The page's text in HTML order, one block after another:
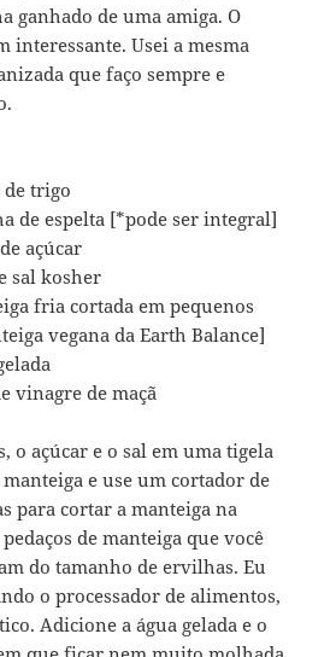
ganhado de uma amiga. O
interessante. Usei a mesma
que faço sempre e
trigo
de espelta [*pode ser integral]
açúcar
sal kosher
fria cortada em pequenos
vegana da Earth Balance]
vinagre de maçã
o açúcar e o sal em uma tigela
e use um cortador de
para cortar a manteiga na
de manteiga que você
do tamanho de ervilhas. Eu
o processador de alimentos,
Adicione a água gelada e o